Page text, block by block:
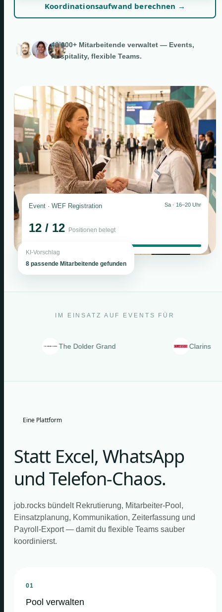
Koordinationsaufwand berechnen →
40’000+ Mitarbeitende verwaltet — Events,
Hospitality, flexible Teams.
Event · WEF Registration Sa · 16–20 Uhr
12 / 12 Positionen belegt
KI-Vorschlag
8 passende Mitarbeitende gefunden
IM EINSATZ AUF EVENTS FÜR
The Dolder Grand Clarins
Eine Plattform
Statt Excel, WhatsApp
und Telefon-Chaos.
job.rocks bündelt Rekrutierung, Mitarbeiter-Pool,
Einsatzplanung, Kommunikation, Zeiterfassung und
Payroll-Export — damit du flexible Teams sauber
koordinierst.
01
Pool verwalten